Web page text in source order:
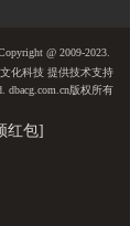
@ 2009-2023.
化科技 提供技术支持
dbacg.com.cn版权所有
红包]